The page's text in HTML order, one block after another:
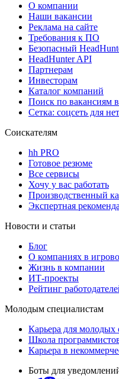
О компании
Наши вакансии
Реклама на сайте
Требования к ПО
Безопасный
HeadHunter API
Партнерам
Инвесторам
Каталог компаний
Поиск по вакансиям
Сетка: соцсеть для
Соискателям
hh PRO
Готовое резюме
Все сервисы
Хочу у вас работать
Производственный
Экспертная
Новости и статьи
Блог
О компаниях в
Жизнь в компании
ИТ-проекты
Рейтинг
Молодым специалистам
Карьера для молодых
Школа
Карьера в
Боты для